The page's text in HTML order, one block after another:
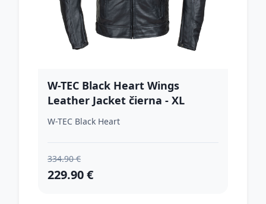
W-TEC Black Heart Wings
Leather Jacket čierna - XL
W-TEC Black Heart
334.90 €
229.90 €